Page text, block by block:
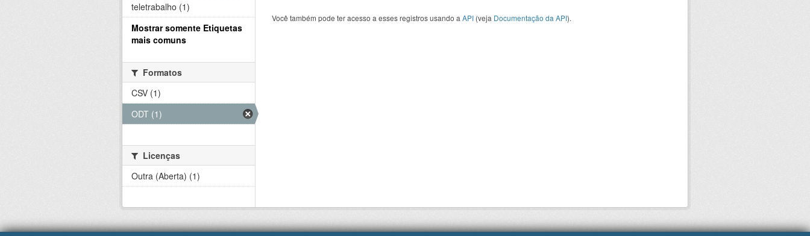
Você também pode ter acesso a esses registros usando a API (veja Documentação da API).
teletrabalho (1)
Mostrar somente Etiquetas
mais comuns
Formatos
CSV (1)
ODT (1)
Licenças
Outra (Aberta) (1)